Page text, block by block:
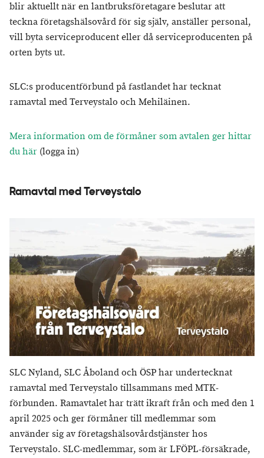
blir aktuellt när en lantbruksföretagare beslutar att
teckna företagshälsovård för sig själv, anställer personal,
vill byta serviceproducent eller då serviceproducenten på
orten byts ut.
SLC:s producentförbund på fastlandet har tecknat
ramavtal med Terveystalo och Mehiläinen.
Mera information om de förmåner som avtalen ger hittar
du här (logga in)
Ramavtal med Terveystalo
SLC Nyland, SLC Åboland och ÖSP har undertecknat
ramavtal med Terveystalo tillsammans med MTK-
förbunden. Ramavtalet har trätt ikraft från och med den 1
april 2025 och ger förmåner till medlemmar som
använder sig av företagshälsovårdstjänster hos
Terveystalo. SLC-medlemmar, som är LFÖPL-försäkrade,